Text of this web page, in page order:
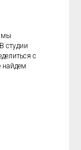
мы
студии
с
найдем